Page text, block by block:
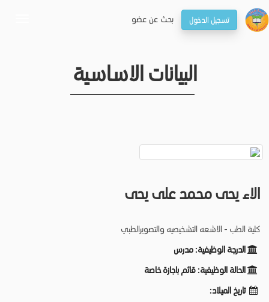
تسجيل الدخول بحـث عن عضو
البيانات الاساسية
الاء يحى محمد على يحى
كلية الطب - الاشعه التشخيصيه والتصويرالطبي
الدرجة الوظيفية: مدرس
الحالة الوظيفية: قائم باجازة خاصة
تاريخ الميلاد: